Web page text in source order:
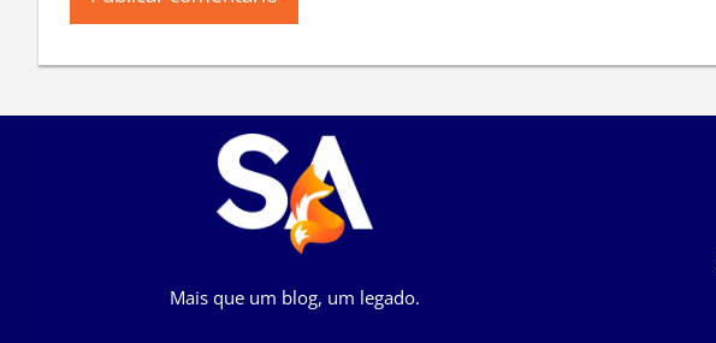
Mais que um blog, um legado.